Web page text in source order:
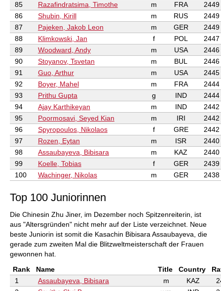
85
Razafindratsima, Timothe m FRA
2449
86
Shubin, Kirill m RUS
2449
87
Pajeken, Jakob Leon m GER
2449
88
Klimkowski, Jan f POL
2447
89
Woodward, Andy m USA
2446
90
Stoyanov, Tsvetan m BUL
2446
91
Guo, Arthur m USA
2445
92
Boyer, Mahel m FRA
2444
93
Prithu Gupta g IND
2444
94
Ajay Karthikeyan m IND
2442
95
Poormosavi, Seyed Kian m IRI
2442
96
Spyropoulos, Nikolaos f GRE
2442
97
Rozen, Eytan m ISR
2440
98
Assaubayeva, Bibisara m KAZ
2440
99
Koelle, Tobias f GER
2439
100
Wachinger, Nikolas m GER 2438
Top 100 Juniorinnen
Die Chinesin Zhu Jiner, im Dezember noch Spitzenreiterin, ist
aus "Altersgründen" nicht mehr auf der Liste verzeichnet. Neue
beste Juniorin ist somit die Kasachin Bibisara Assaubayeva, die
gerade zum zweiten Mal die Blitzweltmeisterschaft der Frauen
gewonnen hat.
Rank
Name Title Country
1
Assaubayeva, Bibisara m KAZ